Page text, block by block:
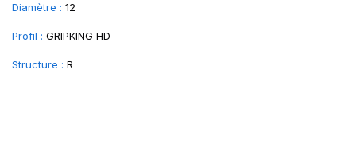
Diamètre : 12
Profil : GRIPKING HD
Structure : R